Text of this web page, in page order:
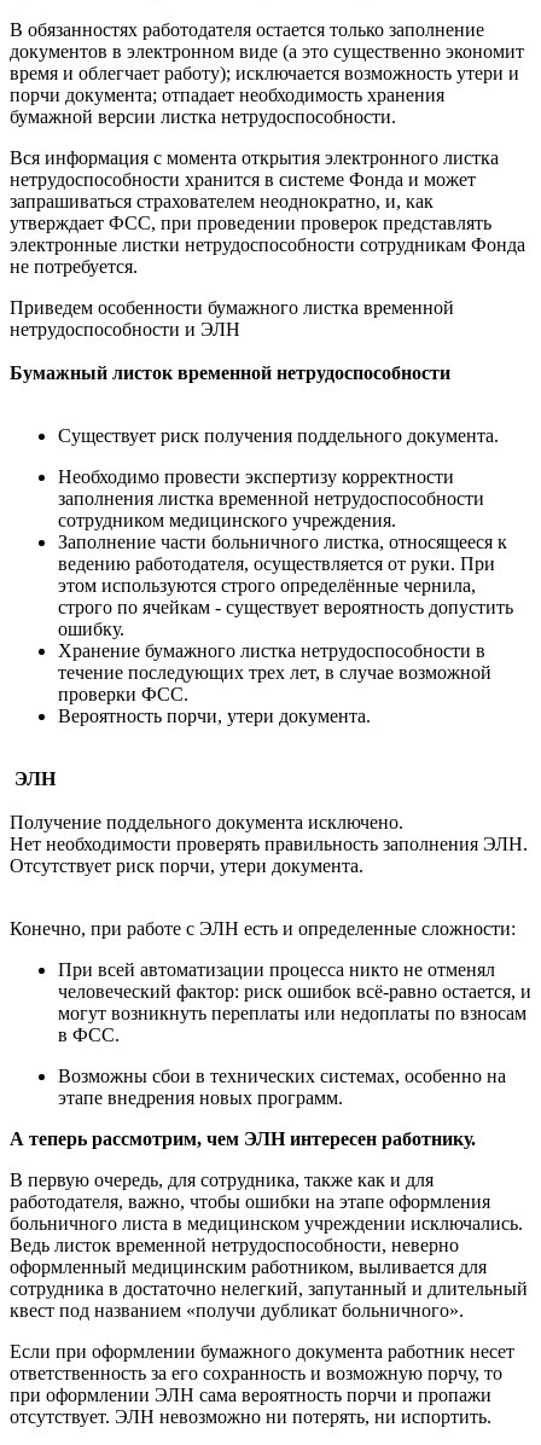
В обязанностях работодателя остается только заполнение
документов в электронном виде (а это существенно экономит
время и облегчает работу); исключается возможность утери и
порчи документа; отпадает необходимость хранения
бумажной версии листка нетрудоспособности.
Вся информация с момента открытия электронного листка
нетрудоспособности хранится в системе Фонда и может
запрашиваться страхователем неоднократно, и, как
утверждает ФСС, при проведении проверок представлять
электронные листки нетрудоспособности сотрудникам Фонда
не потребуется.
Приведем особенности бумажного листка временной
нетрудоспособности и ЭЛН
Бумажный листок временной нетрудоспособности
Существует риск получения поддельного документа.
Необходимо провести экспертизу корректности
заполнения листка временной нетрудоспособности
сотрудником медицинского учреждения.
Заполнение части больничного листка, относящееся к
ведению работодателя, осуществляется от руки. При
этом используются строго определённые чернила,
строго по ячейкам - существует вероятность допустить
ошибку.
Хранение бумажного листка нетрудоспособности в
течение последующих трех лет, в случае возможной
проверки ФСС.
Вероятность порчи, утери документа.
ЭЛН
Получение поддельного документа исключено.
Нет необходимости проверять правильность заполнения ЭЛН.
Отсутствует риск порчи, утери документа.
Конечно, при работе с ЭЛН есть и определенные сложности:
При всей автоматизации процесса никто не отменял
человеческий фактор: риск ошибок всё-равно остается, и
могут возникнуть переплаты или недоплаты по взносам
в ФСС.
Возможны сбои в технических системах, особенно на
этапе внедрения новых программ.
А теперь рассмотрим, чем ЭЛН интересен работнику.
В первую очередь, для сотрудника, также как и для
работодателя, важно, чтобы ошибки на этапе оформления
больничного листа в медицинском учреждении исключались.
Ведь листок временной нетрудоспособности, неверно
оформленный медицинским работником, выливается для
сотрудника в достаточно нелегкий, запутанный и длительный
квест под названием «получи дубликат больничного».
Если при оформлении бумажного документа работник несет
ответственность за его сохранность и возможную порчу, то
при оформлении ЭЛН сама вероятность порчи и пропажи
отсутствует. ЭЛН невозможно ни потерять, ни испортить.